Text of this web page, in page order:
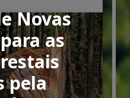
Novas
as
pela